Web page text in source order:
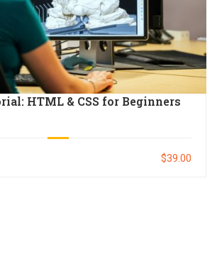
HTML & CSS for Beginners
$39.00